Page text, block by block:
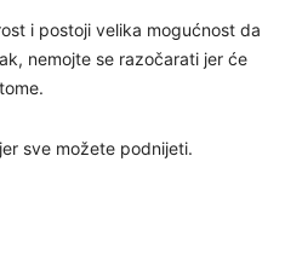
i postoji velika mogućnost da
nemojte se razočarati jer će
sve možete podnijeti.